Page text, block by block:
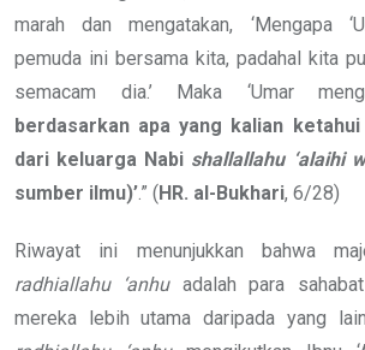
marah dan mengatakan, ‘Mengapa
pemuda ini bersama kita, padahal kita
semacam dia.’ Maka ‘Umar
berdasarkan apa yang kalian
dari keluarga Nabi shallallahu ‘alaihi
sumber ilmu)’.” (HR. al-Bukhari, 6/28)
Riwayat ini menunjukkan bahwa
radhiallahu ‘anhuadalah para
mereka lebih utama daripada yang